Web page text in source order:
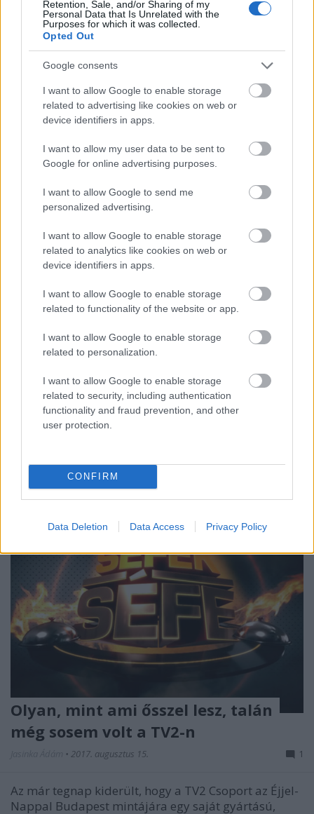
Retention, Sale, and/or Sharing of my
Personal Data that Is Unrelated with the
Purposes for which it was collected.
Opted Out
Google consents
I want to allow Google to enable storage
related to advertising like cookies on web or
device identifiers in apps.
I want to allow my user data to be sent to
Google for online advertising purposes.
I want to allow Google to send me
personalized advertising.
I want to allow Google to enable storage
related to analytics like cookies on web or
device identifiers in apps.
I want to allow Google to enable storage
related to functionality of the website or app.
I want to allow Google to enable storage
related to personalization.
I want to allow Google to enable storage
related to security, including authentication
functionality and fraud prevention, and other
user protection.
CONFIRM
Data Deletion Data Access Privacy Policy
megverte a Szulejmánt, de még a Barátok köztre is
veszélyes volt és hetiről napi vetítésre váltva
feljavította a TV2 főműsoridős átlagát. Ez volt a…
Megszorongatta az RTL-t, nemsokára
újra képernyőn
Jasinka Ádám• 2017. augusztus 22.
A TV2 idén tavasszal több új műsort is bemutatott,
ám ezek közül jó néhány elhasalt és pár rész után le
is kerültek a képernyőről. Az egyik újdonság
azonban minden elvárást felülmúlt és képes volt
még az RTL Klubot is megverni. Ez volt az Ördög
Olyan, mint ami ősszel lesz, talán
még sosem volt a TV2-n
• 2017. augusztus 15. 1
Az már tegnap kiderült, hogy a TV2 Csoport az Éjjel-
Nappal Budapest mintájára egy saját gyártású,